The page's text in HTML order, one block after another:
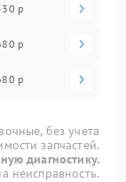
р
р
р
без учета
запчастей.
диагностику.
неисправность.